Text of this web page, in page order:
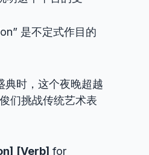
是不定式作目的
典时，这个夜晚超越
们挑战传统艺术表
[Verb] for